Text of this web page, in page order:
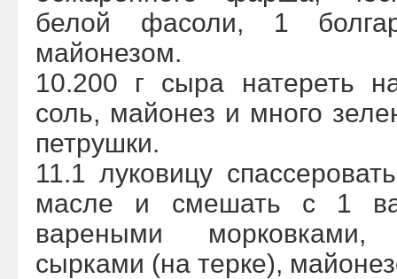
белой фасоли, 1
майонезом.
10.200 г сыра натереть
соль, майонез и много
петрушки.
11.1 луковицу
масле и смешать с 1
вареными
сырками (на терке),